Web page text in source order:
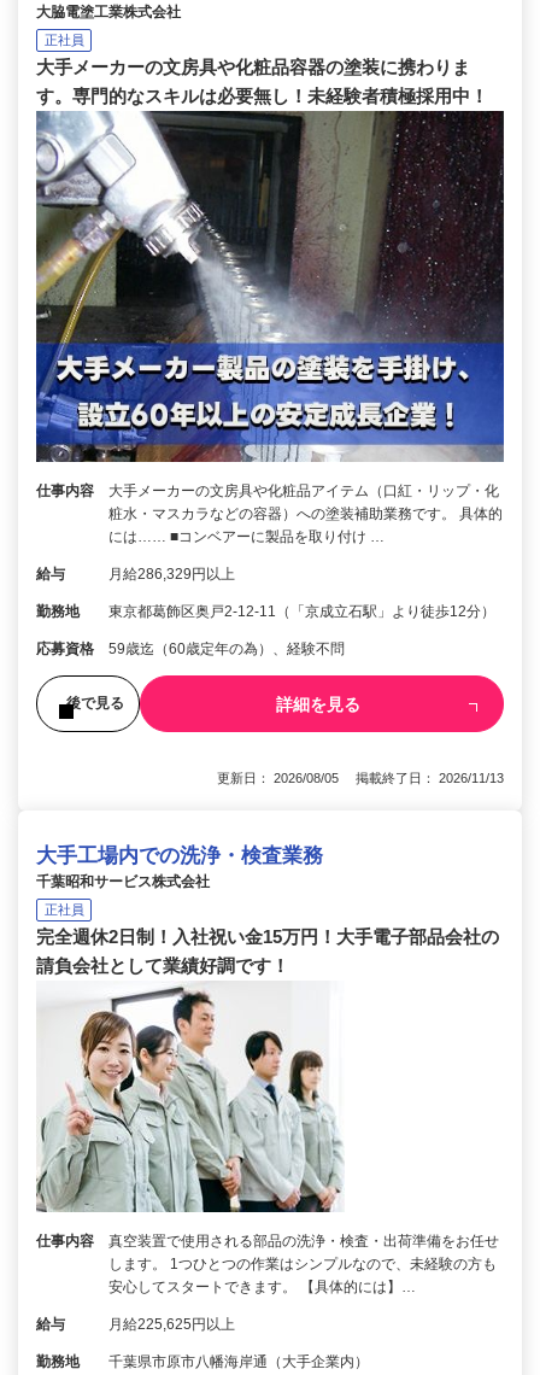
大脇電塗工業株式会社
正社員
大手メーカーの文房具や化粧品容器の塗装に携わりま
す。専門的なスキルは必要無し！未経験者積極採用中！
仕事内容
大手メーカーの文房具や化粧品アイテム（口紅・リップ・化
粧水・マスカラなどの容器）への塗装補助業務です。 具体的
には…… ■コンベアーに製品を取り付け …
給与 月給286,329円以上
勤務地 東京都葛飾区奥戸2-12-11（「京成立石駅」より徒歩12分）
応募資格 59歳迄（60歳定年の為）、経験不問
後で見る 詳細を見る
更新日： 2026/08/05 掲載終了日： 2026/11/13
大手工場内での洗浄・検査業務
千葉昭和サービス株式会社
正社員
完全週休2日制！入社祝い金15万円！大手電子部品会社の
請負会社として業績好調です！
仕事内容
真空装置で使用される部品の洗浄・検査・出荷準備をお任せ
します。 1つひとつの作業はシンプルなので、未経験の方も
安心してスタートできます。 【具体的には】…
給与 月給225,625円以上
勤務地 千葉県市原市八幡海岸通（大手企業内）